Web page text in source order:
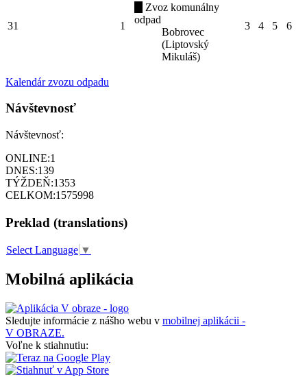
31 1
Zvoz komunálny
odpad
Bobrovec
(Liptovský
Mikuláš)
3 4 5 6
Kalendár zvozu odpadu
Návštevnosť
Návštevnosť:
ONLINE:1
DNES:139
TÝŽDEŇ:1353
CELKOM:1575998
Preklad (translations)
Select Language ▼
Mobilná aplikácia
Sledujte informácie z nášho webu v mobilnej aplikácii -
V OBRAZE.
Voľne k stiahnutiu: